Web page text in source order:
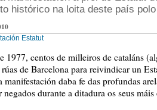
histórico na loita deste país
Estatut
1977, centos de milleiros de cataláns
rúas de Barcelona para reivindicar un
daba fe das profundas
durante a ditadura os seus